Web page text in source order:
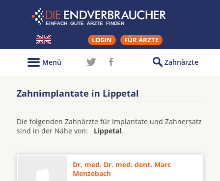
LOGIN FÜR ÄRZTE
Zahnärzte
Menü
Zahnimplantate in Lippetal
Die folgenden Zahnärzte für Implantate und Zahnersatz
sind in der Nähe von: Lippetal.
Dr. med. Dr. med. dent. Marc
Menzebach